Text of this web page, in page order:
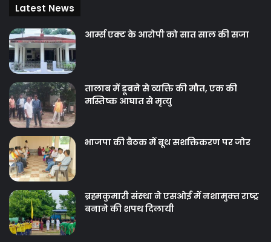
Latest News
आर्म्स एक्ट के आरोपी को सात साल की सजा
तालाब में डूबने से व्यक्ति की मौत, एक की
मस्तिष्क आघात से मृत्यु
भाजपा की बैठक में बूथ सशक्तिकरण पर जोर
ब्रह्मकुमारी संस्‍था ने एसओई में नशामुक्‍त राष्‍ट्र
बनाने की शपथ दिलायी